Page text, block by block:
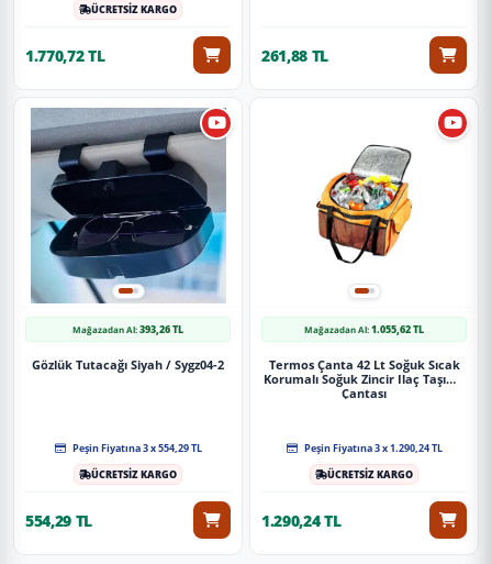
ÜCRETSİZ KARGO
1.770,72 TL 261,88 TL
Mağazadan Al:393,26 TL
Gözlük Tutacağı Siyah / Sygz04-2
Peşin Fiyatına 3 x 554,29 TL
ÜCRETSİZ KARGO
554,29 TL
Mağazadan Al:1.055,62 TL
Termos Çanta 42 Lt Soğuk Sıcak
Korumalı Soğuk Zincir Ilaç Taşıma
Çantası
Peşin Fiyatına 3 x 1.290,24 TL
ÜCRETSİZ KARGO
1.290,24 TL